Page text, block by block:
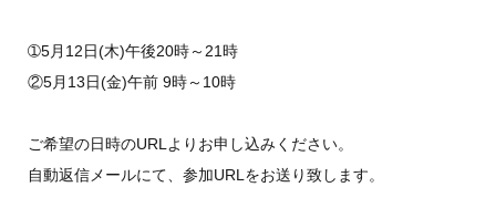
➀5月12日(木)午後20時～21時
②5月13日(金)午前 9時～10時
ご希望の日時のURLよりお申し込みください。
自動返信メールにて、参加URLをお送り致します。